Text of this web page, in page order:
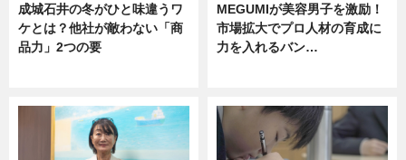
成城石井の冬がひと味違うワ
ケとは？他社が敵わない「商
品力」2つの要
MEGUMIが美容男子を激励！
市場拡大でプロ人材の育成に
力を入れるバン…